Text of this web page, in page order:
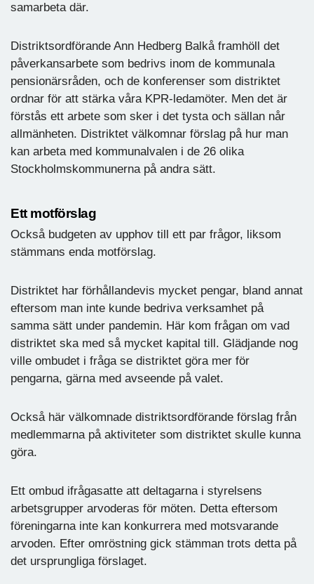
samarbeta där.
Distriktsordförande Ann Hedberg Balkå framhöll det
påverkansarbete som bedrivs inom de kommunala
pensionärsråden, och de konferenser som distriktet
ordnar för att stärka våra KPR-ledamöter. Men det är
förstås ett arbete som sker i det tysta och sällan når
allmänheten. Distriktet välkomnar förslag på hur man
kan arbeta med kommunalvalen i de 26 olika
Stockholmskommunerna på andra sätt.
Ett motförslag
Också budgeten av upphov till ett par frågor, liksom
stämmans enda motförslag.
Distriktet har förhållandevis mycket pengar, bland annat
eftersom man inte kunde bedriva verksamhet på
samma sätt under pandemin. Här kom frågan om vad
distriktet ska med så mycket kapital till. Glädjande nog
ville ombudet i fråga se distriktet göra mer för
pengarna, gärna med avseende på valet.
Också här välkomnade distriktsordförande förslag från
medlemmarna på aktiviteter som distriktet skulle kunna
göra.
Ett ombud ifrågasatte att deltagarna i styrelsens
arbetsgrupper arvoderas för möten. Detta eftersom
föreningarna inte kan konkurrera med motsvarande
arvoden. Efter omröstning gick stämman trots detta på
det ursprungliga förslaget.